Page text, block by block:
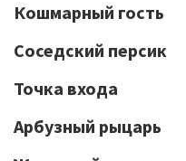
Кошмарный гость
Соседский персик
Точка входа
Арбузный рыцарь